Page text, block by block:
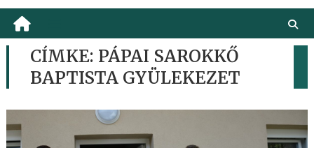
CÍMKE: PÁPAI SAROKKŐ
BAPTISTA GYÜLEKEZET